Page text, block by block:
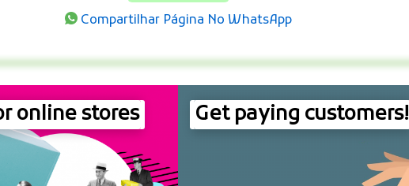
Compartilhar Página No WhatsApp
online stores
Get paying customers!